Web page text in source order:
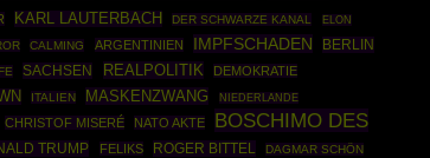
KARL LAUTERBACH DER SCHWARZE KANAL ELON
CALMING ARGENTINIEN IMPFSCHADEN BERLIN
SACHSEN REALPOLITIK DEMOKRATIE
ITALIEN MASKENZWANG NIEDERLANDE
CHRISTOF MISERÉ NATO AKTE
BOSCHIMO DES
TRUMP FELIKS ROGER BITTEL
DAGMAR SCHÖN